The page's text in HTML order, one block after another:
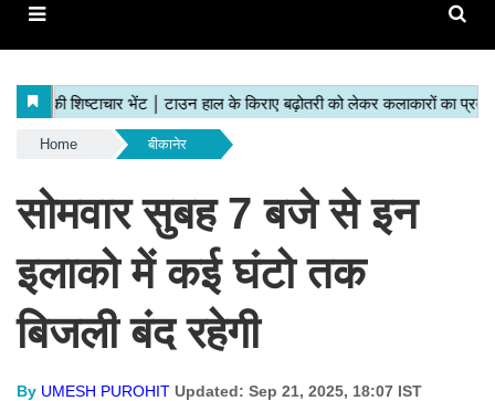
Home बीकानेर
सोमवार सुबह 7 बजे से इन
इलाको में कई घंटो तक
बिजली बंद रहेगी
By UMESH PUROHIT Updated: Sep 21, 2025, 18:07 IST